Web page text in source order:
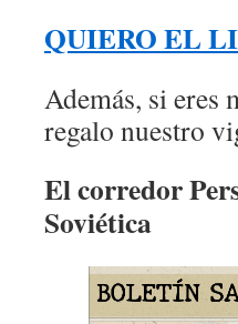
QUIERO EL
Además, si eres
regalo nuestro
El corredor
Soviética